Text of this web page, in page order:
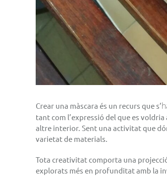
Crear una màscara és un recurs que s’
tant com l’expressió del que es voldria
altre interior. Sent una activitat que
varietat de materials.
Tota creativitat comporta una
explorats més en profunditat amb la